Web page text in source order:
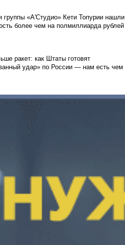
группы «А'Студио» Кети Топурии нашли
более чем на полмиллиарда рублей
ракет: как Штаты готовят
удар» по России — нам есть чем